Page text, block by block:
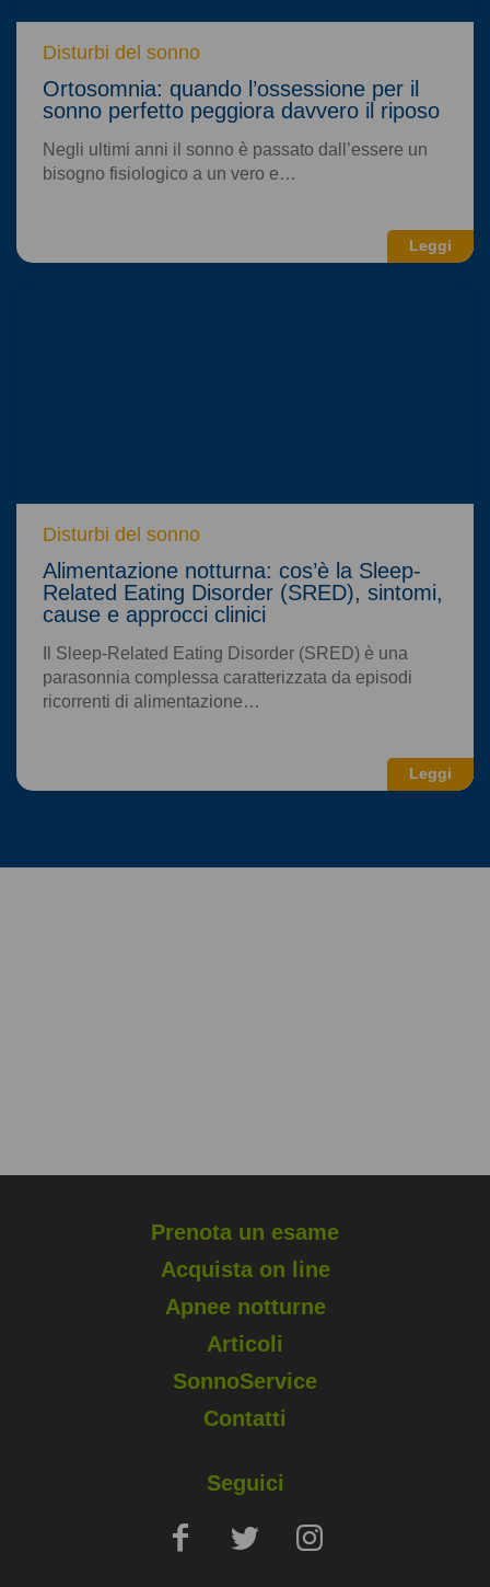
Leggi
Disturbi del sonno
Ortosomnia: quando l’ossessione per il
sonno perfetto peggiora davvero il riposo
Negli ultimi anni il sonno è passato dall’essere un
bisogno fisiologico a un vero e…
Leggi
Disturbi del sonno
Alimentazione notturna: cos’è la Sleep-
Related Eating Disorder (SRED), sintomi,
cause e approcci clinici
Il Sleep-Related Eating Disorder (SRED) è una
parasonnia complessa caratterizzata da episodi
ricorrenti di alimentazione…
Prenota un esame
Acquista on line
Apnee notturne
Articoli
SonnoService
Contatti
Seguici